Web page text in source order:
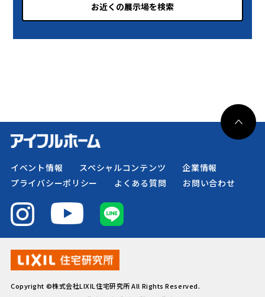
お近くの展示場を検索
イベント情報 スペシャルコンテンツ
企業情報
プライバシーポリシー
よくある質問 お問い合わせ
Copyright ©株式会社LIXIL住宅研究所 All Rights Reserved.